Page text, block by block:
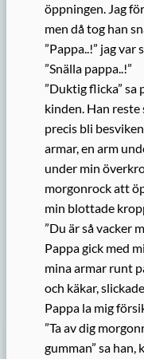
öppningen. Jag
men då tog han
”Pappa..!” jag var
”Snälla pappa..!”
”Duktig flicka” sa
kinden. Han reste
precis bli
armar, en arm
under min
morgonrock att
min blottade
”Du är så vacker
Pappa gick med
mina armar runt
och käkar,
Pappa la mig
”Ta av dig
gumman” sa han,